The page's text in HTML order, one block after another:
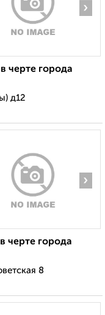
›
черте города
д12
›
черте города
8